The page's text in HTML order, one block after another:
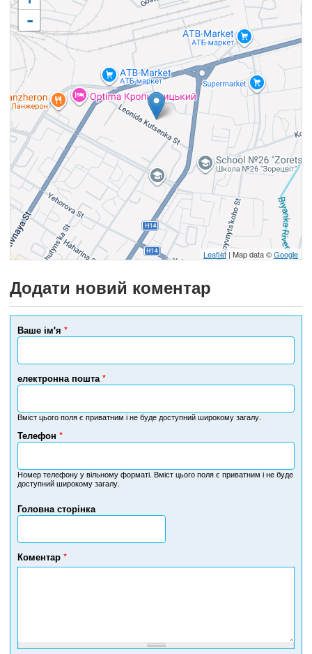
-
Leaflet| Map data ©Google
Додати новий коментар
Ваше ім'я *
електронна пошта *
Вміст цього поля є приватним і не буде доступний широкому загалу.
Головна сторінка
Телефон *
Н
м
е
т
л
е
ф
Номер телефону у вільному форматі. Вміст цього поля є приватним і не буде
доступний широкому загалу.
Коментар *